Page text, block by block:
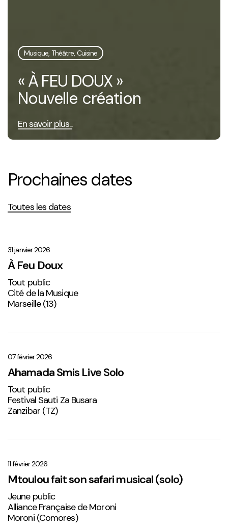
Musique, Théâtre, Cuisine
« À FEU DOUX »
Nouvelle création
En savoir plus...
Prochaines dates
Toutes les dates
Doux
31 janvier 2026
À Feu Doux
Tout public
Cité de la Musique
Marseille (13)
Live
Solo
1
07 février 2026
Ahamada Smis Live Solo
Tout public
Festival Sauti Za Busara
Zanzibar (TZ)
son
safari
musical
(solo)
11 février 2026
Mtoulou fait son safari musical (solo)
Jeune public
Alliance Française de Moroni
Moroni (Comores)